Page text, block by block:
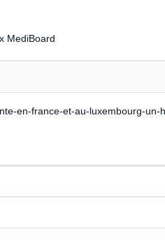
MediBoard
en-france-et-au-luxembourg-un-